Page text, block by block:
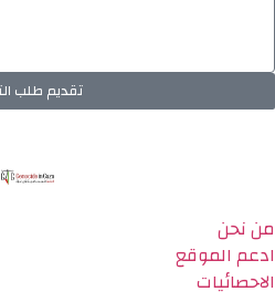
تقديم طلب
من نحن
ادعم الموقع
الاحصائيات